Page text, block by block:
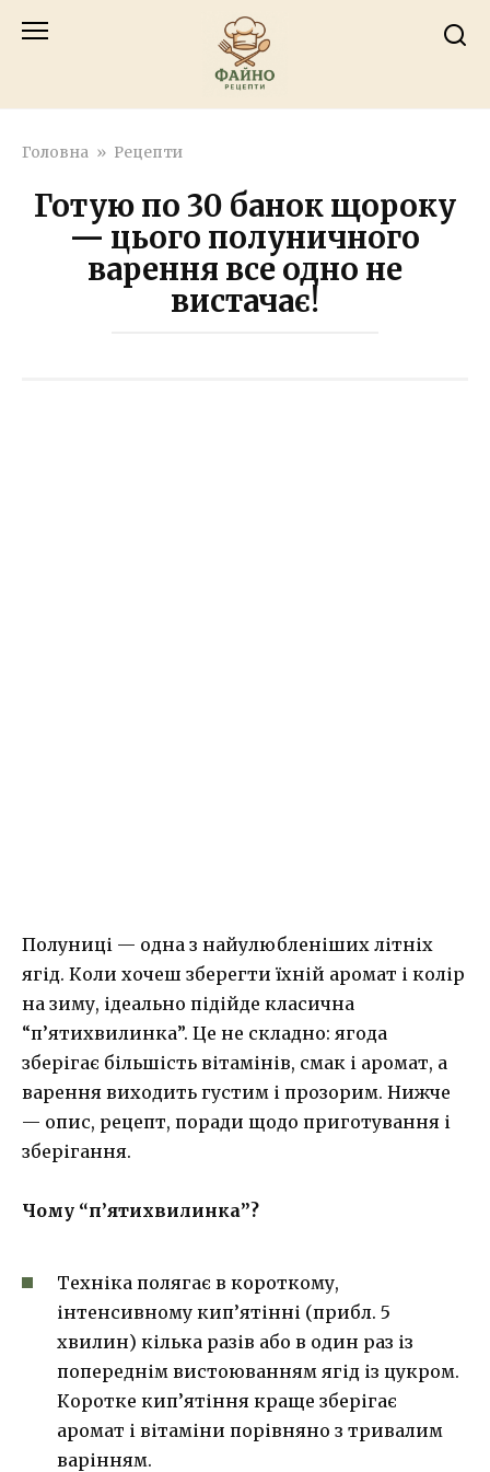
Головна » Рецепти
Готую по 30 банок щороку
— цього полуничного
варення все одно не
вистачає!
Полуниці — одна з найулюбленіших літніх
ягід. Коли хочеш зберегти їхній аромат і колір
на зиму, ідеально підійде класична
“п’ятихвилинка”. Це не складно: ягода
зберігає більшість вітамінів, смак і аромат, а
варення виходить густим і прозорим. Нижче
— опис, рецепт, поради щодо приготування і
зберігання.
Чому “п’ятихвилинка”?
Техніка полягає в короткому,
інтенсивному кип’ятінні (прибл. 5
хвилин) кілька разів або в один раз із
попереднім вистоюванням ягід із цукром.
Коротке кип’ятіння краще зберігає
аромат і вітаміни порівняно з тривалим
варінням.